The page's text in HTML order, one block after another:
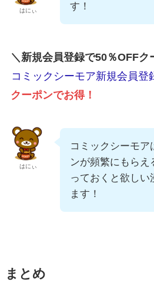
はにぃ
す！
＼新規会員登録で50％OFFク
コミックシーモア新規会員登
クーポンでお得！
はにぃ
コミックシーモア
ンが頻繁にもらえ
っておくと欲しい
ます！
まとめ